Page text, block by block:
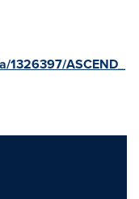
ASCEND_